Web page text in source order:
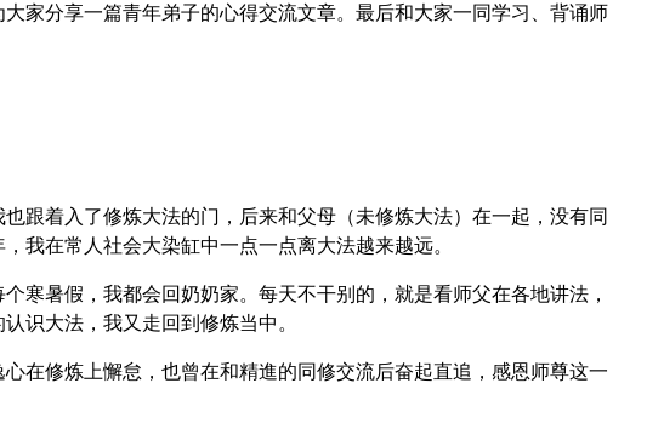
家分享一篇青年弟子的心得交流文章。最后和大家一同学习、背诵师
跟着入了修炼大法的门，后来和父母（未修炼大法）在一起，没有同
我在常人社会大染缸中一点一点离大法越来越远。
寒暑假，我都会回奶奶家。每天不干别的，就是看师父在各地讲法，
识大法，我又走回到修炼当中。
在修炼上懈怠，也曾在和精進的同修交流后奋起直追，感恩师尊这一